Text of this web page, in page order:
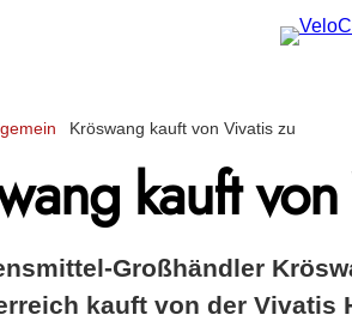
Kröswang kauft von Vivatis zu
kauft
Großhändler
kauft von der Vivatis